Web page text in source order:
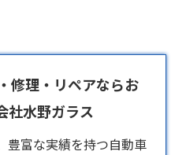
修理・リペアならお
社水野ガラス
豊富な実績を持つ自動車